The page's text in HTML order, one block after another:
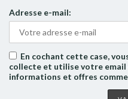
Adresse e-mail:
En cochant cette case,
collecte et utilise votre email
informations et offres